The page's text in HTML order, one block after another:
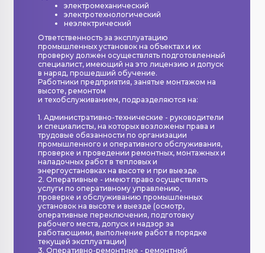
электромеханический
электротехнологический
неэлектрический
Ответственность за эксплуатацию
промышленных установок на объектах и их
проверку должен осуществлять подготовленный
специалист, имеющий на это лицензию и допуск
в наряд, прошедший обучение.
Работники предприятия, занятые монтажом на
высоте, ремонтом
и техобслуживанием, подразделяются на:
1. Административно-технические - руководители
и специалисты, на которых возложены права и
трудовые обязанности по организации
промышленного и оперативного обслуживания,
проверке и проведении ремонтных, монтажных и
наладочных работ в тепловых и
энергоустановках на высоте и при выезде.
2. Оперативные - имеют право осуществлять
услуги по оперативному управлению,
проверке и обслуживанию промышленных
установок на высоте и выезде (осмотр,
оперативные переключения, подготовку
рабочего места, допуск и надзор за
работающими, выполнение работ в порядке
текущей эксплуатации)
3. Оперативно-ремонтные - ремонтный